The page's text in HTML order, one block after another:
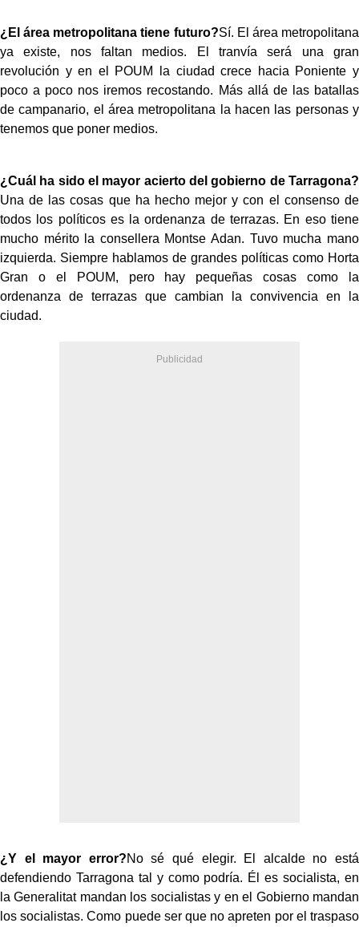
¿El área metropolitana tiene futuro?Sí. El área metropolitana
ya existe, nos faltan medios. El tranvía será una gran
revolución y en el POUM la ciudad crece hacia Poniente y
poco a poco nos iremos recostando. Más allá de las batallas
de campanario, el área metropolitana la hacen las personas y
tenemos que poner medios.
¿Cuál ha sido el mayor acierto del gobierno de Tarragona?
Una de las cosas que ha hecho mejor y con el consenso de
todos los políticos es la ordenanza de terrazas. En eso tiene
mucho mérito la consellera Montse Adan. Tuvo mucha mano
izquierda. Siempre hablamos de grandes políticas como Horta
Gran o el POUM, pero hay pequeñas cosas como la
ordenanza de terrazas que cambian la convivencia en la
ciudad.
¿Y el mayor error?No sé qué elegir. El alcalde no está
defendiendo Tarragona tal y como podría. Él es socialista, en
la Generalitat mandan los socialistas y en el Gobierno mandan
los socialistas. Como puede ser que no apreten por el traspaso